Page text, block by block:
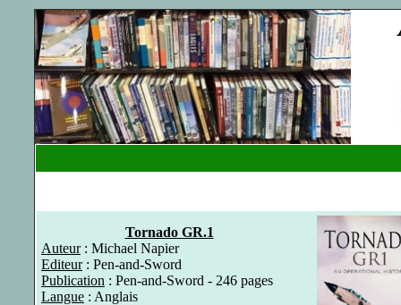
Tornado GR.1
Auteur: Michael Napier
Editeur: Pen-and-Sword
Publication : Pen-and-Sword - 246 pages
Langue : Anglais